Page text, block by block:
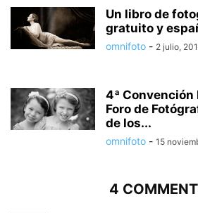
Un libro de
gratuito y
omnifoto - 2 julio,
4ª
Foro de
de los...
omnifoto - 15
4